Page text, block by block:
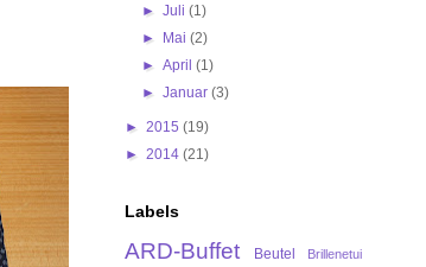
►Juli(1)
► Mai(2)
►April(1)
►Januar(3)
► 2015 (19)
► 2014 (21)
Labels
ARD-Buffet Beutel Brillenetui